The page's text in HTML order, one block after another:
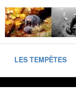
LES TEMPÊTES